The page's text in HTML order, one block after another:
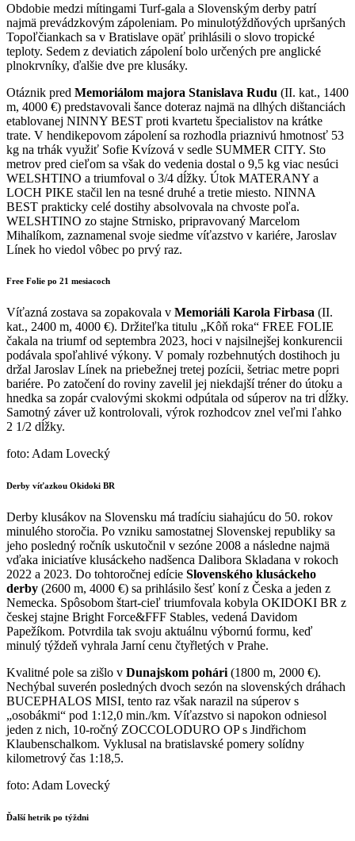
Obdobie medzi mítingami Turf-gala a Slovenským derby patrí
najmä prevádzkovým zápoleniam. Po minulotýždňových upršaných
Topoľčiankach sa v Bratislave opäť prihlásili o slovo tropické
teploty. Sedem z deviatich zápolení bolo určených pre anglické
plnokrvníky, ďalšie dve pre klusáky.
Otáznik pred Memoriálom majora Stanislava Rudu (II. kat., 1400
m, 4000 €) predstavovali šance doteraz najmä na dlhých dištanciách
etablovanej NINNY BEST proti kvartetu špecialistov na krátke
trate. V hendikepovom zápolení sa rozhodla priaznivú hmotnosť 53
kg na trhák využiť Sofie Kvízová v sedle SUMMER CITY. Sto
metrov pred cieľom sa však do vedenia dostal o 9,5 kg viac nesúci
WELSHTINO a triumfoval o 3/4 dĺžky. Útok MATERANY a
LOCH PIKE stačil len na tesné druhé a tretie miesto. NINNA
BEST prakticky celé dostihy absolvovala na chvoste poľa.
WELSHTINO zo stajne Strnisko, pripravovaný Marcelom
Mihalíkom, zaznamenal svoje siedme víťazstvo v kariére, Jaroslav
Línek ho viedol vôbec po prvý raz.
Free Folie po 21 mesiacoch
Víťazná zostava sa zopakovala v Memoriáli Karola Firbasa (II.
kat., 2400 m, 4000 €). Držiteľka titulu „Kôň roka“ FREE FOLIE
čakala na triumf od septembra 2023, hoci v najsilnejšej konkurencii
podávala spoľahlivé výkony. V pomaly rozbehnutých dostihoch ju
držal Jaroslav Línek na priebežnej tretej pozícii, šetriac metre popri
bariére. Po zatočení do roviny zavelil jej niekdajší tréner do útoku a
hnedka sa zopár cvalovými skokmi odpútala od súperov na tri dĺžky.
Samotný záver už kontrolovali, výrok rozhodcov znel veľmi ľahko
2 1/2 dĺžky.
foto: Adam Lovecký
Derby víťazkou Okidoki BR
Derby klusákov na Slovensku má tradíciu siahajúcu do 50. rokov
minulého storočia. Po vzniku samostatnej Slovenskej republiky sa
jeho posledný ročník uskutočnil v sezóne 2008 a následne najmä
vďaka iniciatíve klusáckeho nadšenca Dalibora Skladana v rokoch
2022 a 2023. Do tohtoročnej edície Slovenského klusáckeho
derby (2600 m, 4000 €) sa prihlásilo šesť koní z Česka a jeden z
Nemecka. Spôsobom štart-cieľ triumfovala kobyla OKIDOKI BR z
českej stajne Bright Force&FFF Stables, vedená Davidom
Papežíkom. Potvrdila tak svoju aktuálnu výbornú formu, keď
minulý týždeň vyhrala Jarní cenu čtyřletých v Prahe.
Kvalitné pole sa zišlo v Dunajskom pohári (1800 m, 2000 €).
Nechýbal suverén posledných dvoch sezón na slovenských dráhach
BUCEPHALOS MISI, tento raz však narazil na súperov s
„osobákmi“ pod 1:12,0 min./km. Víťazstvo si napokon odniesol
jeden z nich, 10-ročný ZOCCOLODURO OP s Jindřichom
Klaubenschalkom. Vyklusal na bratislavské pomery solídny
kilometrový čas 1:18,5.
foto: Adam Lovecký
Ďalší hetrik po týždni